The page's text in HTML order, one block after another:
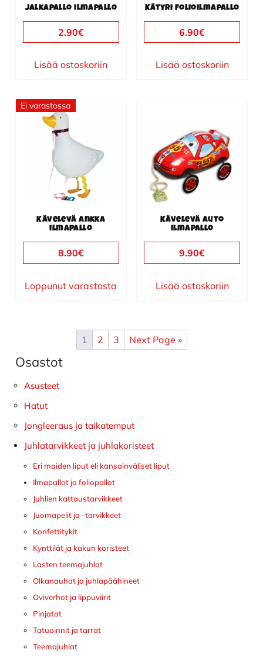
Jalkapallo ilmapallo
2.90€
Lisää ostoskoriin
Kätyri folioilmapallo
6.90€
Lisää ostoskoriin
Ei varastossa
Kävelevä ankka
ilmapallo
8.90€
Loppunut varastosta
Kävelevä auto
ilmapallo
9.90€
Lisää ostoskoriin
1 2 3 Next Page »
Ensisijainen
sivupalkki
Osastot
Asusteet
Hatut
Jongleeraus ja taikatemput
Juhlatarvikkeet ja juhlakoristeet
Eri maiden liput eli kansainväliset liput
Ilmapallot ja foliopallot
Juhlien kattaustarvikkeet
Juomapelit ja -tarvikkeet
Konfettitykit
Kynttilät ja kakun koristeet
Lasten teemajuhlat
Olkanauhat ja juhlapäähineet
Oviverhot ja lippuviirit
Pinjatat
Tatuoinnit ja tarrat
Teemajuhlat